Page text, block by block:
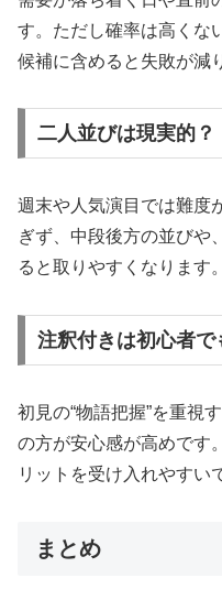
す。ただし確率は高くな
候補に含めると失敗が減
二人並びは現実的？
週末や人気演目では難度
ぎず、中段後方の並びや
ると取りやすくなります。
注釈付きは初心者で
初見の“物語把握”を重視
の方が安心感が高めです
リットを受け入れやすい
まとめ